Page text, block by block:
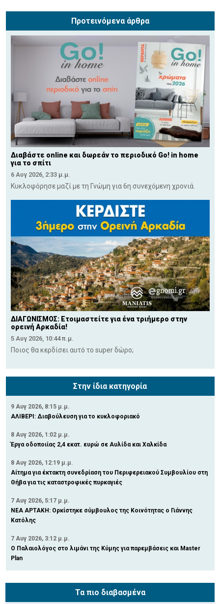
Προτεινόμενα άρθρα
Διαβάστε online και δωρεάν το περιοδικό Go! in home
για το σπίτι
6 Αυγ 2026, 2:33 μ.μ.
Κυκλοφόρησε μαζί με τη Γνώμη για 6η συνεχόμενη χρονιά.
ΔΙΑΓΩΝΙΣΜΟΣ: Ετοιμαστείτε για ένα τριήμερο στην
ορεινή Αρκαδία!
5 Αυγ 2026, 10:44 π.μ.
Ποιος θα κερδίσει αυτό το super δώρο;
Στην ίδια κατηγορία
9 Αυγ 2026, 8:15 μ.μ.
ΑΛΙΒΕΡΙ: Διαβούλευση για το κυκλοφοριακό
8 Αυγ 2026, 1:02 μ.μ.
Έργα οδοποιίας 2,4 εκατ. ευρώ σε Αυλίδα και Χαλκίδα
8 Αυγ 2026, 12:19 μ.μ.
Αίτημα για έκτακτη συνεδρίαση του Περιφερειακού Συμβουλίου στη
Θήβα για τις καταστροφικές πυρκαγιές
7 Αυγ 2026, 5:17 μ.μ.
ΝΕΑ ΑΡΤΑΚΗ: Ορκίστηκε σύμβουλος της Κοινότητας ο Γιάννης
Κατόλης
7 Αυγ 2026, 3:12 μ.μ.
Ο Παλαιολόγος στο λιμάνι της Κύμης για παρεμβάσεις και Master
Plan
Τα πιο διαβασμένα